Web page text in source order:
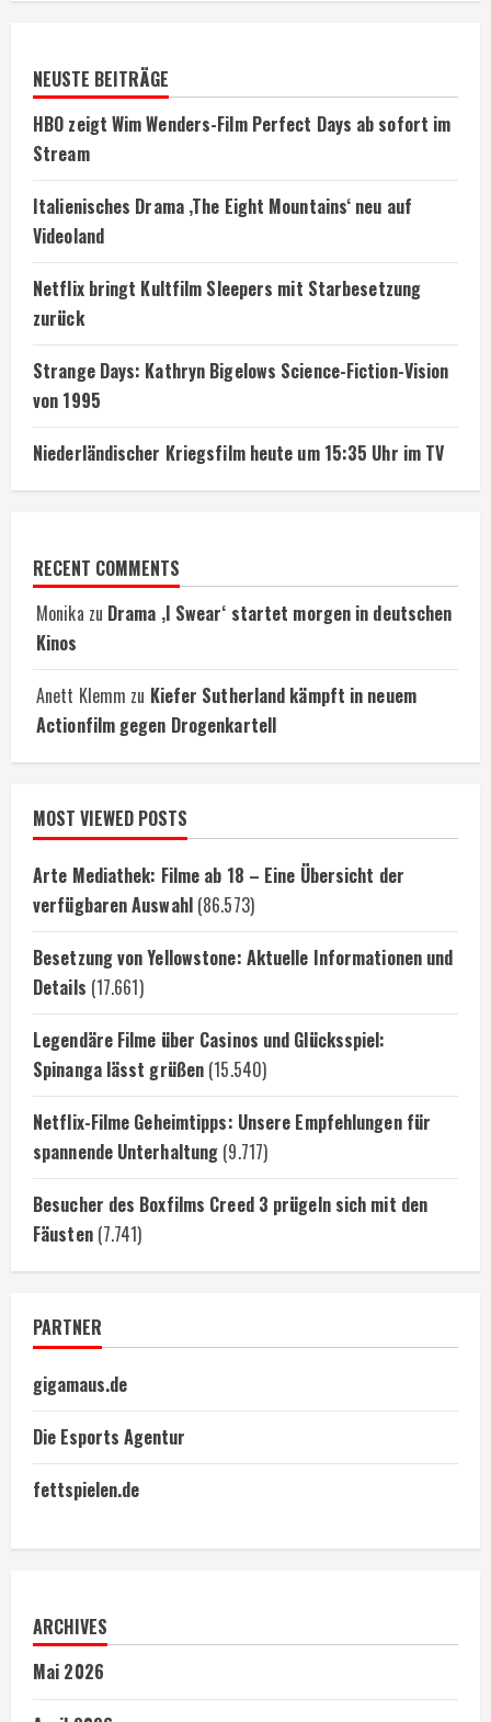
NEUSTE BEITRÄGE
HBO zeigt Wim Wenders-Film Perfect Days ab sofort im
Stream
Italienisches Drama ‚The Eight Mountains‘ neu auf
Videoland
Netflix bringt Kultfilm Sleepers mit Starbesetzung
zurück
Strange Days: Kathryn Bigelows Science-Fiction-Vision
von 1995
Niederländischer Kriegsfilm heute um 15:35 Uhr im TV
RECENT COMMENTS
Monika zu Drama ‚I Swear‘ startet morgen in deutschen
Kinos
Anett Klemm zu Kiefer Sutherland kämpft in neuem
Actionfilm gegen Drogenkartell
MOST VIEWED POSTS
Arte Mediathek: Filme ab 18 – Eine Übersicht der
verfügbaren Auswahl (86.573)
Besetzung von Yellowstone: Aktuelle Informationen und
Details (17.661)
Legendäre Filme über Casinos und Glücksspiel:
Spinanga lässt grüßen (15.540)
Netflix-Filme Geheimtipps: Unsere Empfehlungen für
spannende Unterhaltung (9.717)
Besucher des Boxfilms Creed 3 prügeln sich mit den
Fäusten (7.741)
PARTNER
gigamaus.de
Die Esports Agentur
fettspielen.de
ARCHIVES
Mai 2026